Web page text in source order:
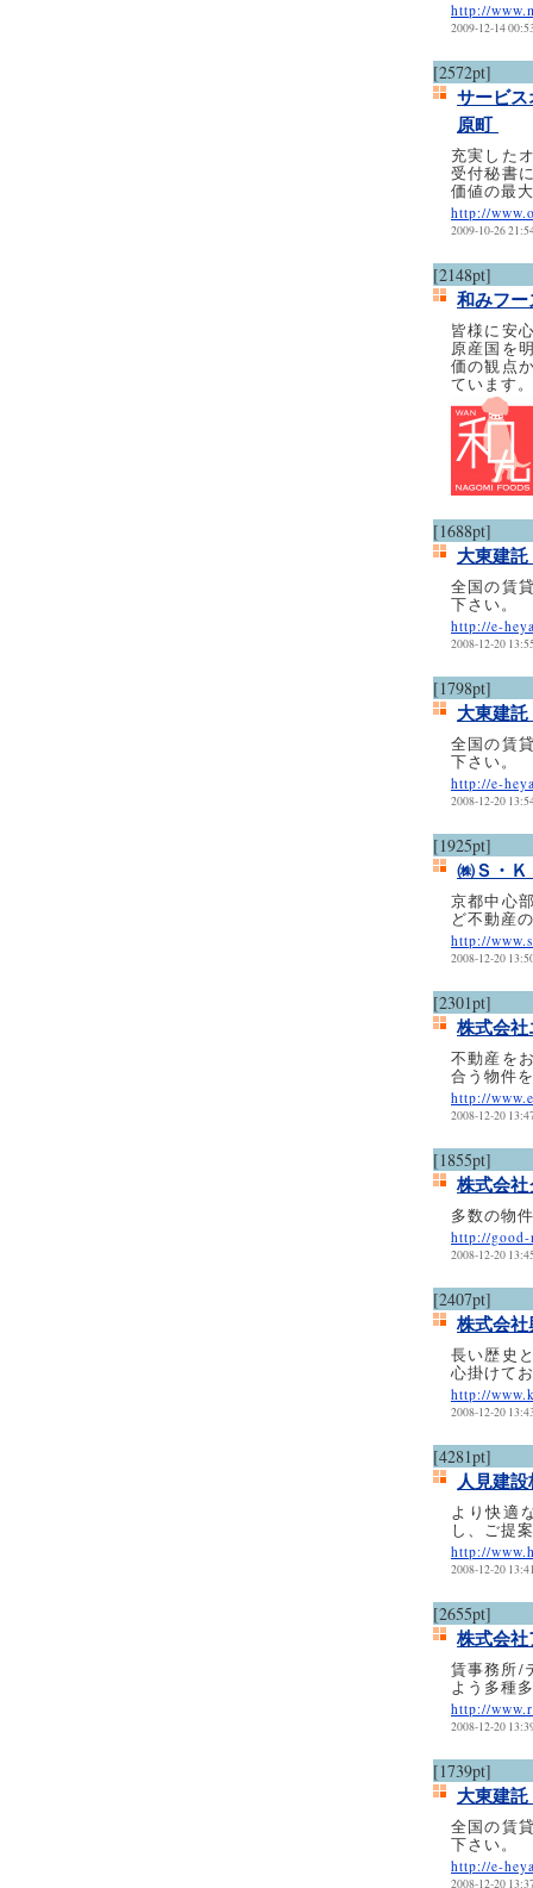
http://
2009-12-14
[2572pt]
サービ
原町
充実した
受付秘書
価値の最
http://
2009-10-26
[2148pt]
和みフ
皆様に安
原産国を
価の観点
ています。
[1688pt]
大東建
全国の賃
下さい。
http://e-
2008-12-20
[1798pt]
大東建
全国の賃
下さい。
http://e-
2008-12-20
[1925pt]
㈱Ｓ・
京都中心
ど不動産
http://
2008-12-20
[2301pt]
株式会
不動産を
合う物件
http://
2008-12-20
[1855pt]
株式会
多数の物
http://
2008-12-20
[2407pt]
株式会
長い歴史
心掛けて
http://
2008-12-20
[4281pt]
人見建
より快適
し、ご提
http://
2008-12-20
[2655pt]
株式会
賃事務所/
よう多種
http://
2008-12-20
[1739pt]
大東建
全国の賃
下さい。
http://e-
2008-12-20